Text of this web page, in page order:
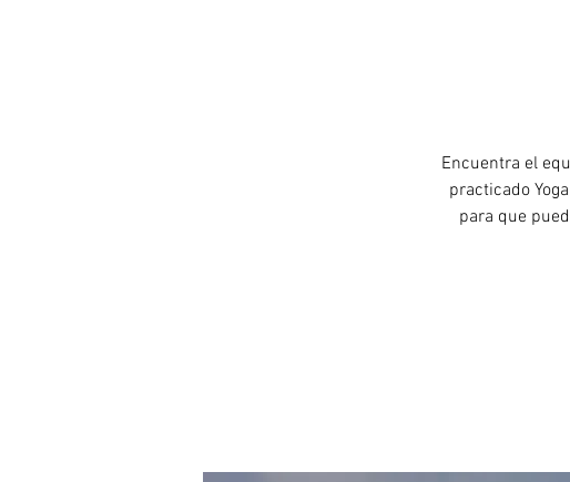
Encuentra el
practicado
para que